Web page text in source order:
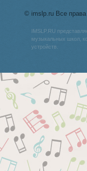
© imslp.ru Все
IMSLP.RU
музыкальных школ,
устройств.